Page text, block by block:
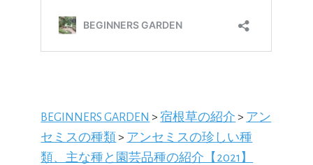
BEGINNERS GARDEN >宿根草の紹介 > アン
セミスの種類 > アンセミスの珍しい種
類、主な種と園芸品種の紹介【2021】